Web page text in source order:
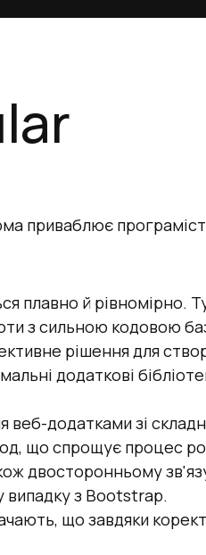
приваблює
плавно й рівномірно.
з сильною кодовою
рішення для
додаткові
веб-додатками зі
що спрощує процес
двосторонньому
випадку з Bootstrap.
що завдяки